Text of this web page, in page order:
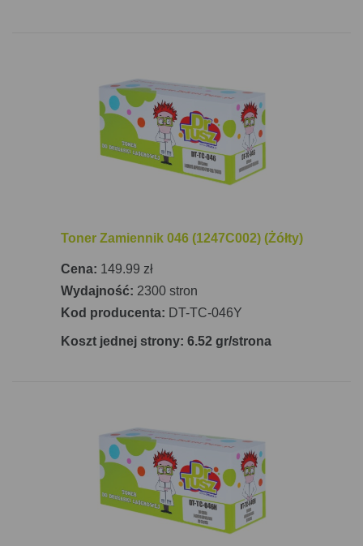
Toner Zamiennik 046 (1247C002) (Żółty)
Cena: 149.99 zł
Wydajność: 2300 stron
Kod producenta: DT-TC-046Y
Koszt jednej strony: 6.52 gr/strona